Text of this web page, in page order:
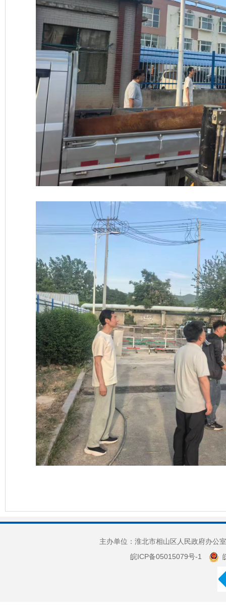
主办单位：淮北市相山区人民政府办
皖ICP备05015079号-1